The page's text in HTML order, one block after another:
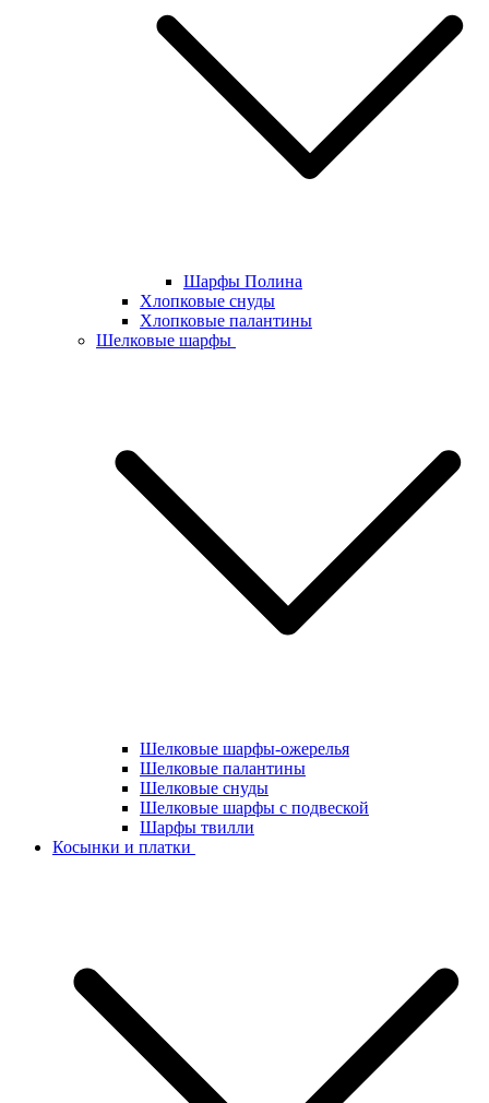
Шарфы Полина
Хлопковые снуды
Хлопковые палантины
Шелковые шарфы
Шелковые шарфы-ожерелья
Шелковые палантины
Шелковые снуды
Шелковые шарфы с подвеской
Шарфы твилли
Косынки и платки